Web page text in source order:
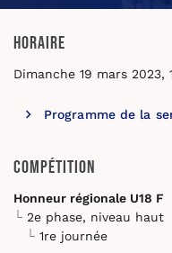
Horaire
Dimanche 19 mars 2023,
Programme de la
Compétition
Honneur régionale U18 F
2e phase, niveau haut
1re journée